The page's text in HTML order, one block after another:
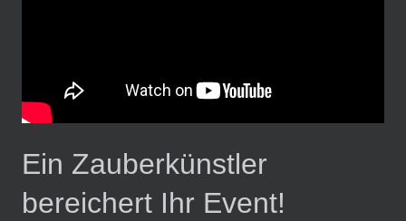
Ein Zauberkünstler
bereichert Ihr Event!